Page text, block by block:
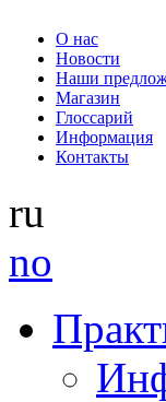
О нас
Новости
Наши
Магазин
Глоссарий
Информация
Контакты
ru
no